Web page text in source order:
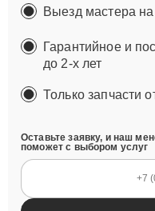
Выезд мастера
Гарантийное и
до 2-х лет
Только запчасти
Оставьте заявку, и наш
поможет с выбором услуг